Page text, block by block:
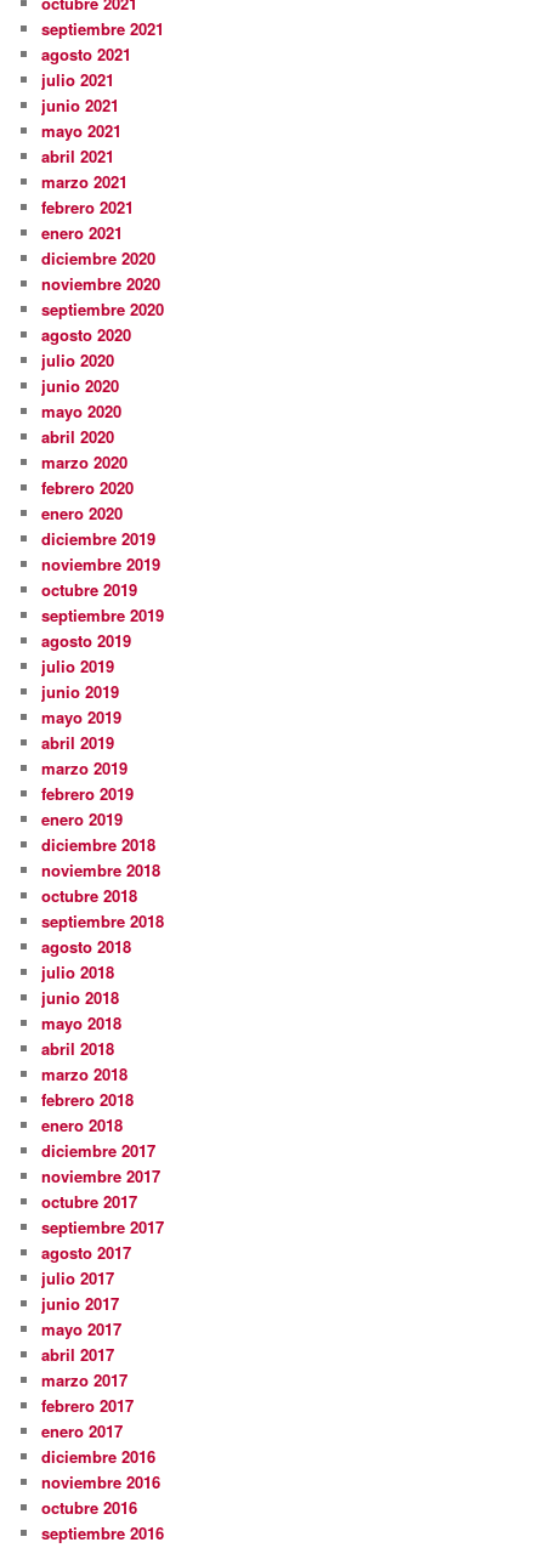
septiembre 2021
agosto 2021
julio 2021
junio 2021
mayo 2021
abril 2021
marzo 2021
febrero 2021
enero 2021
diciembre 2020
noviembre 2020
septiembre 2020
agosto 2020
julio 2020
junio 2020
mayo 2020
abril 2020
marzo 2020
febrero 2020
enero 2020
diciembre 2019
noviembre 2019
octubre 2019
septiembre 2019
agosto 2019
julio 2019
junio 2019
mayo 2019
abril 2019
marzo 2019
febrero 2019
enero 2019
diciembre 2018
noviembre 2018
octubre 2018
septiembre 2018
agosto 2018
julio 2018
junio 2018
mayo 2018
abril 2018
marzo 2018
febrero 2018
enero 2018
diciembre 2017
noviembre 2017
octubre 2017
septiembre 2017
agosto 2017
julio 2017
junio 2017
mayo 2017
abril 2017
marzo 2017
febrero 2017
enero 2017
diciembre 2016
noviembre 2016
octubre 2016
septiembre 2016